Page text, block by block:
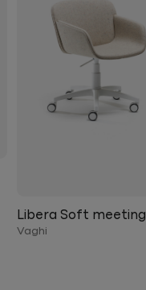
Libera Soft meeting
Vaghi